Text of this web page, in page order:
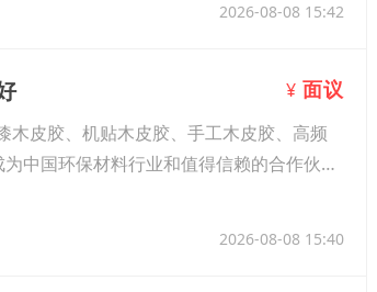
2026-08-08 15:42
¥ 面议
皮胶、机贴木皮胶、手工木皮胶、高频
中国环保材料行业和值得信赖的合作伙
2026-08-08 15:40